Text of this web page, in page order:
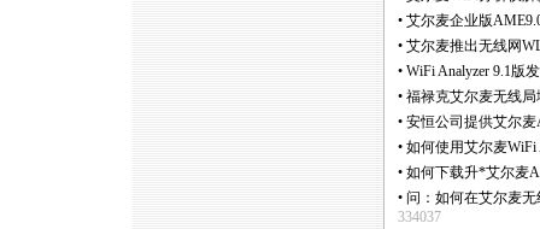
• 艾尔麦企业版
• 艾尔麦推出无线网
• WiFi Analyzer 9.1版
• 福禄克艾尔麦无线局
• 安恒公司提供艾尔
• 如何使用艾尔麦WiFi
• 如何下载升*艾尔麦
• 问：如何在艾尔麦无
334037